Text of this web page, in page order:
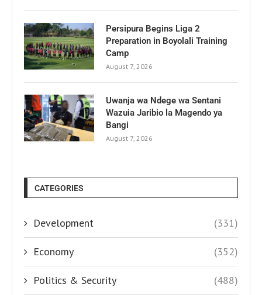
Persipura Begins Liga 2
Preparation in Boyolali Training
Camp
August 7, 2026
Uwanja wa Ndege wa Sentani
Wazuia Jaribio la Magendo ya
Bangi
August 7, 2026
CATEGORIES
Development (331)
Economy (352)
Politics & Security (488)